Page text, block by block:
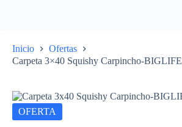
Inicio
Ofertas
Carpeta 3×40 Squishy Carpincho-BIGLIFE
OFERTA